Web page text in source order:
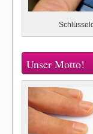
Unser Motto!